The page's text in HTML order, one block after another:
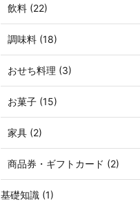
飲料 (22)
調味料 (18)
おせち料理 (3)
お菓子 (15)
家具 (2)
商品券・ギフトカード (2)
基礎知識 (1)